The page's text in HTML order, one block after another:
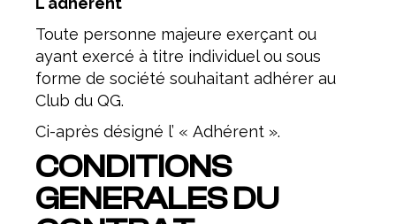
Toute personne majeure exerçant ou
ayant exercé à titre individuel ou sous
forme de société souhaitant adhérer au
Club du QG.
Ci-après désigné l’ « Adhérent ».
CONDITIONS
GENERALES DU